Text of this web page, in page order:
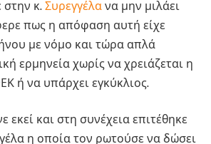
κ. Συρεγγέλα να μην μιλάει
πως η απόφαση αυτή είχε
με νόμο και τώρα απλά
ερμηνεία χωρίς να χρειάζεται η
ή να υπάρχει εγκύκλιος.
εκεί και στη συνέχεια επιτέθηκε
η οποία τον ρωτούσε να δώσει